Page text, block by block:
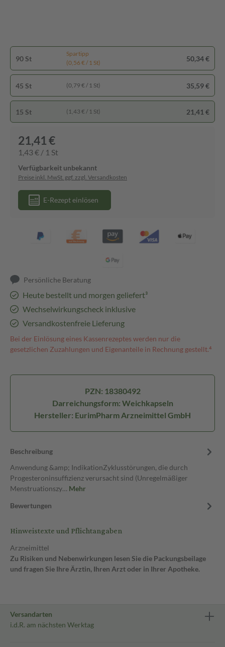
90 St
Spartipp
(0,56 € / 1 St)
50,34 €
45 St (0,79 € / 1 St) 35,59 €
15 St (1,43 € / 1 St) 21,41 €
21,41 €
1,43 € / 1 St
Verfügbarkeit unbekannt
Preise inkl. MwSt. ggf. zzgl. Versandkosten
E-Rezept einlösen
Persönliche Beratung
Heute bestellt und morgen geliefert³
Wechselwirkungscheck inklusive
Versandkostenfreie Lieferung
Bei der Einlösung eines Kassenrezeptes werden nur die
gesetzlichen Zuzahlungen und Eigenanteile in Rechnung gestellt.⁴
PZN: 18380492
Darreichungsform: Weichkapseln
Hersteller: EurimPharm Arzneimittel GmbH
Beschreibung
Anwendung &amp; IndikationZyklusstörungen, die durch
Progesteroninsuffizienz verursacht sind (Unregelmäßiger
Menstruationszy… Mehr
Bewertungen
Hinweistexte und Pflichtangaben
Arzneimittel
Zu Risiken und Nebenwirkungen lesen Sie die Packungsbeilage
und fragen Sie Ihre Ärztin, Ihren Arzt oder in Ihrer Apotheke.
Versandarten
i.d.R. am nächsten Werktag